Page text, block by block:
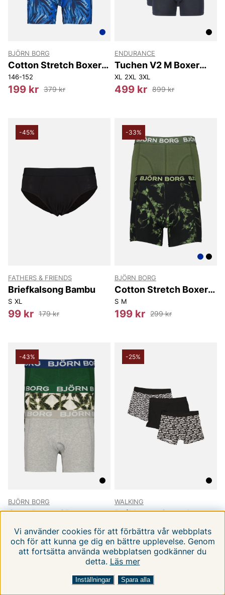
FILTRERA EFTER
1
SORTERA EFTER
BJÖRN BORG
Cotton Stretch Boxer
3P
146-152
199 kr 379 kr
ENDURANCE
Tuchen V2 M Boxer
Shorts 6-Pack
XL 2XL 3XL
499 kr 899 kr
-45%
FATHERS & FRIENDS
Briefkalsong Bambu
S XL
99 kr 179 kr
-33%
BJÖRN BORG
Cotton Stretch Boxer
2P
S M
199 kr 299 kr
-43%
BJÖRN BORG
Core Boxer 3P
199 kr 349 kr
-25%
WALKING
Pojkboxer 3-pack
89 kr 119 kr
-30%
Vi använder cookies för att förbättra vår webbplats
och för att kunna ge dig en bättre upplevelse. Genom
att fortsätta använda webbplatsen godkänner du
detta. Läs mer
Inställningar Spara alla